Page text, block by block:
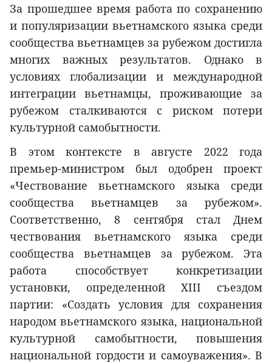
За прошедшее время работа по сохранению
и популяризации вьетнамского языка среди
сообщества вьетнамцев за рубежом достигла
многих важных результатов. Однако в
условиях глобализации и международной
интеграции вьетнамцы, проживающие за
рубежом сталкиваются с риском потери
культурной самобытности.
В этом контексте в августе 2022 года
премьер-министром был одобрен проект
«Чествование вьетнамского языка среди
сообщества вьетнамцев за рубежом».
Соответственно, 8 сентября стал Днем
чествования вьетнамского языка среди
сообщества вьетнамцев за рубежом. Эта
работа способствует конкретизации
установки, определенной XIII съездом
партии: «Создать условия для сохранения
народом вьетнамского языка, национальной
культурной самобытности, повышения
национальной гордости и самоуважения». В